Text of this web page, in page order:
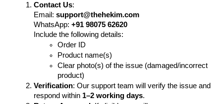
Contact Us:
Email: support@thehekim.com
WhatsApp: +91 98075 62620
Include the following details:
Order ID
Product name(s)
Clear photo(s) of the issue (damaged/incorrect
product)
Verification: Our support team will verify the issue and
respond within 1–2 working days.